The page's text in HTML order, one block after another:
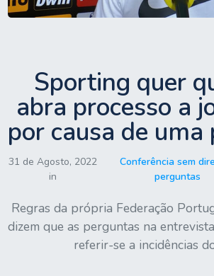
Sporting quer
abra processo a
por causa de uma
31 de Agosto, 2022
in
Conferência sem
perguntas
Regras da própria Federação
dizem que as perguntas na
referir-se a incidências